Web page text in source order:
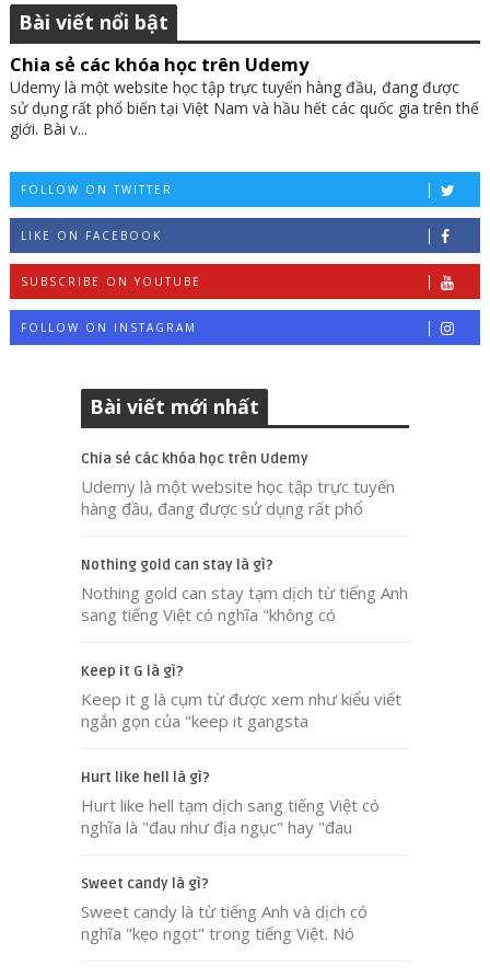
Bài viết nổi bật
Chia sẻ các khóa học trên Udemy
Udemy là một website học tập trực tuyến hàng đầu, đang được
sử dụng rất phổ biến tại Việt Nam và hầu hết các quốc gia trên thế
giới. Bài v...
FOLLOW ON TWITTER
LIKE ON FACEBOOK
SUBSCRIBE ON YOUTUBE
FOLLOW ON INSTAGRAM
Bài viết mới nhất
Chia sẻ các khóa học trên Udemy
Udemy là một website học tập trực tuyến
hàng đầu, đang được sử dụng rất phổ
Nothing gold can stay là gì?
Nothing gold can stay tạm dịch từ tiếng Anh
sang tiếng Việt có nghĩa "không có
Keep it G là gì?
Keep it g là cụm từ được xem như kiểu viết
ngắn gọn của "keep it gangsta
Hurt like hell là gì?
Hurt like hell tạm dịch sang tiếng Việt có
nghĩa là "đau như địa ngục" hay "đau
Sweet candy là gì?
Sweet candy là từ tiếng Anh và dịch có
nghĩa "kẹo ngọt" trong tiếng Việt. Nó